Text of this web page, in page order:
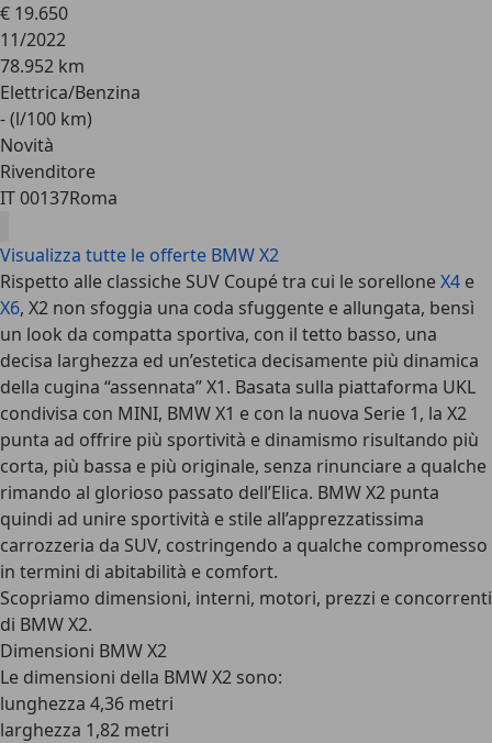
€ 19.650
11/2022
78.952 km
Elettrica/Benzina
- (l/100 km)
Novità
Rivenditore
IT 00137Roma
Visualizza tutte le offerte BMW X2
Rispetto alle classiche SUV Coupé tra cui le sorelloneX4 e
X6, X2 non sfoggia una coda sfuggente e allungata, bensì
un look da compatta sportiva, con il tetto basso, una
decisa larghezza ed un’estetica decisamente più dinamica
della cugina “assennata” X1. Basata sulla piattaforma UKL
condivisa con MINI, BMW X1 e con la nuova Serie 1, la X2
punta ad offrire più sportività e dinamismo risultando più
corta, più bassa e più originale, senza rinunciare a qualche
rimando al glorioso passato dell’Elica. BMW X2 punta
quindi ad unire sportività e stile all’apprezzatissima
carrozzeria da SUV, costringendo a qualche compromesso
in termini di abitabilità e comfort.
Scopriamo dimensioni, interni, motori, prezzi e concorrenti
di BMW X2.
Dimensioni BMW X2
Le dimensioni della BMW X2 sono:
lunghezza 4,36 metri
larghezza 1,82 metri